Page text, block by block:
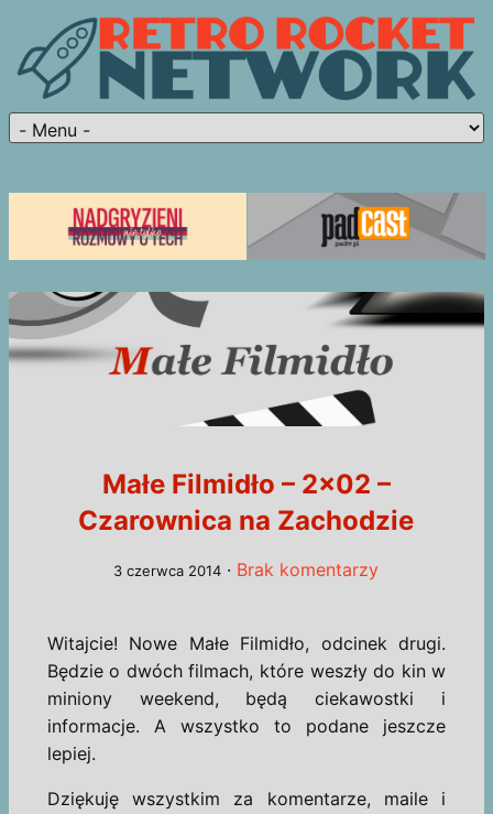
Małe Filmidło – 2×02 –
Czarownica na Zachodzie
3 czerwca 2014 · Brak komentarzy
Witajcie! Nowe Małe Filmidło, odcinek drugi.
Będzie o dwóch filmach, które weszły do kin w
miniony weekend, będą ciekawostki i
informacje. A wszystko to podane jeszcze
lepiej.
Dziękuję wszystkim za komentarze, maile i